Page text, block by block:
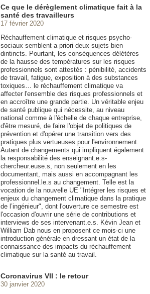
Ce que le dérèglement climatique fait à la
santé des travailleurs
17 février 2020
Réchauffement climatique et risques psycho-
sociaux semblent a priori deux sujets bien
dintincts. Pourtant, les conséquences délétères
de la hausse des températures sur les risques
professionnels sont attestés : pénibilité, accidents
de travail, fatigue, exposition à des substances
toxiques… le réchauffement climatique va
affecter l'ensemble des risques professionnels et
en accroître une grande partie. Un véritable enjeu
de santé publique qui nécessite, au niveau
national comme à l'échelle de chaque entreprise,
d'être mesuré, de faire l'objet de politiques de
prévention et d'opérer une transition vers des
pratiques plus vertueuses pour l'environnement.
Autant de changements qui impliquent également
la responsabilité des enseignant.e.s-
chercheur.euse.s, non seulement en les
documentant, mais aussi en accompagnant les
professionnel.le.s au changement. Telle est la
vocation de la nouvelle UE "Intégrer les risques et
enjeux du changement climatique dans la pratique
de l’ingénieur", dont l'ouverture ce semestre est
l'occasion d'ouvrir une série de contributions et
interviews de ses intervenant.e.s. Kévin Jean et
William Dab nous en proposent ce mois-ci une
introduction générale en dressant un état de la
connaissance des impacts du réchauffement
climatique sur la santé au travail.
Coronavirus VII : le retour
30 janvier 2020